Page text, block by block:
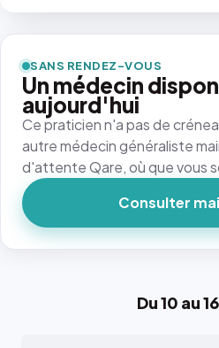
Du 10 au
SANS RENDEZ-VOUS
Un médecin
aujourd'hui
Ce praticien n'a pas de
autre médecin généraliste
d'attente Qare, où que vous
Consulter